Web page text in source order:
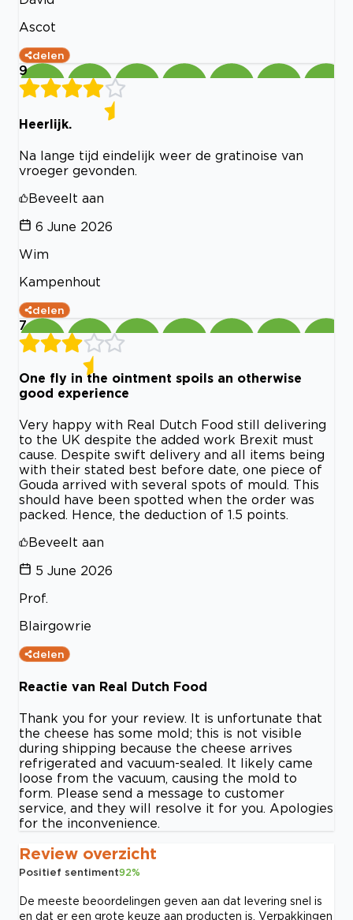
Ascot
delen
9
Heerlijk.
Na lange tijd eindelijk weer de gratinoise van
vroeger gevonden.
Beveelt aan
6 June 2026
Wim
Kampenhout
delen
7
One fly in the ointment spoils an otherwise
good experience
Very happy with Real Dutch Food still delivering
to the UK despite the added work Brexit must
cause. Despite swift delivery and all items being
with their stated best before date, one piece of
Gouda arrived with several spots of mould. This
should have been spotted when the order was
packed. Hence, the deduction of 1.5 points.
Beveelt aan
5 June 2026
Prof.
Blairgowrie
delen
Reactie van Real Dutch Food
Thank you for your review. It is unfortunate that
the cheese has some mold; this is not visible
during shipping because the cheese arrives
refrigerated and vacuum-sealed. It likely came
loose from the vacuum, causing the mold to
form. Please send a message to customer
service, and they will resolve it for you. Apologies
for the inconvenience.
Review overzicht
Positief sentiment92%
De meeste beoordelingen geven aan dat levering snel is
en dat er een grote keuze aan producten is. Verpakkingen